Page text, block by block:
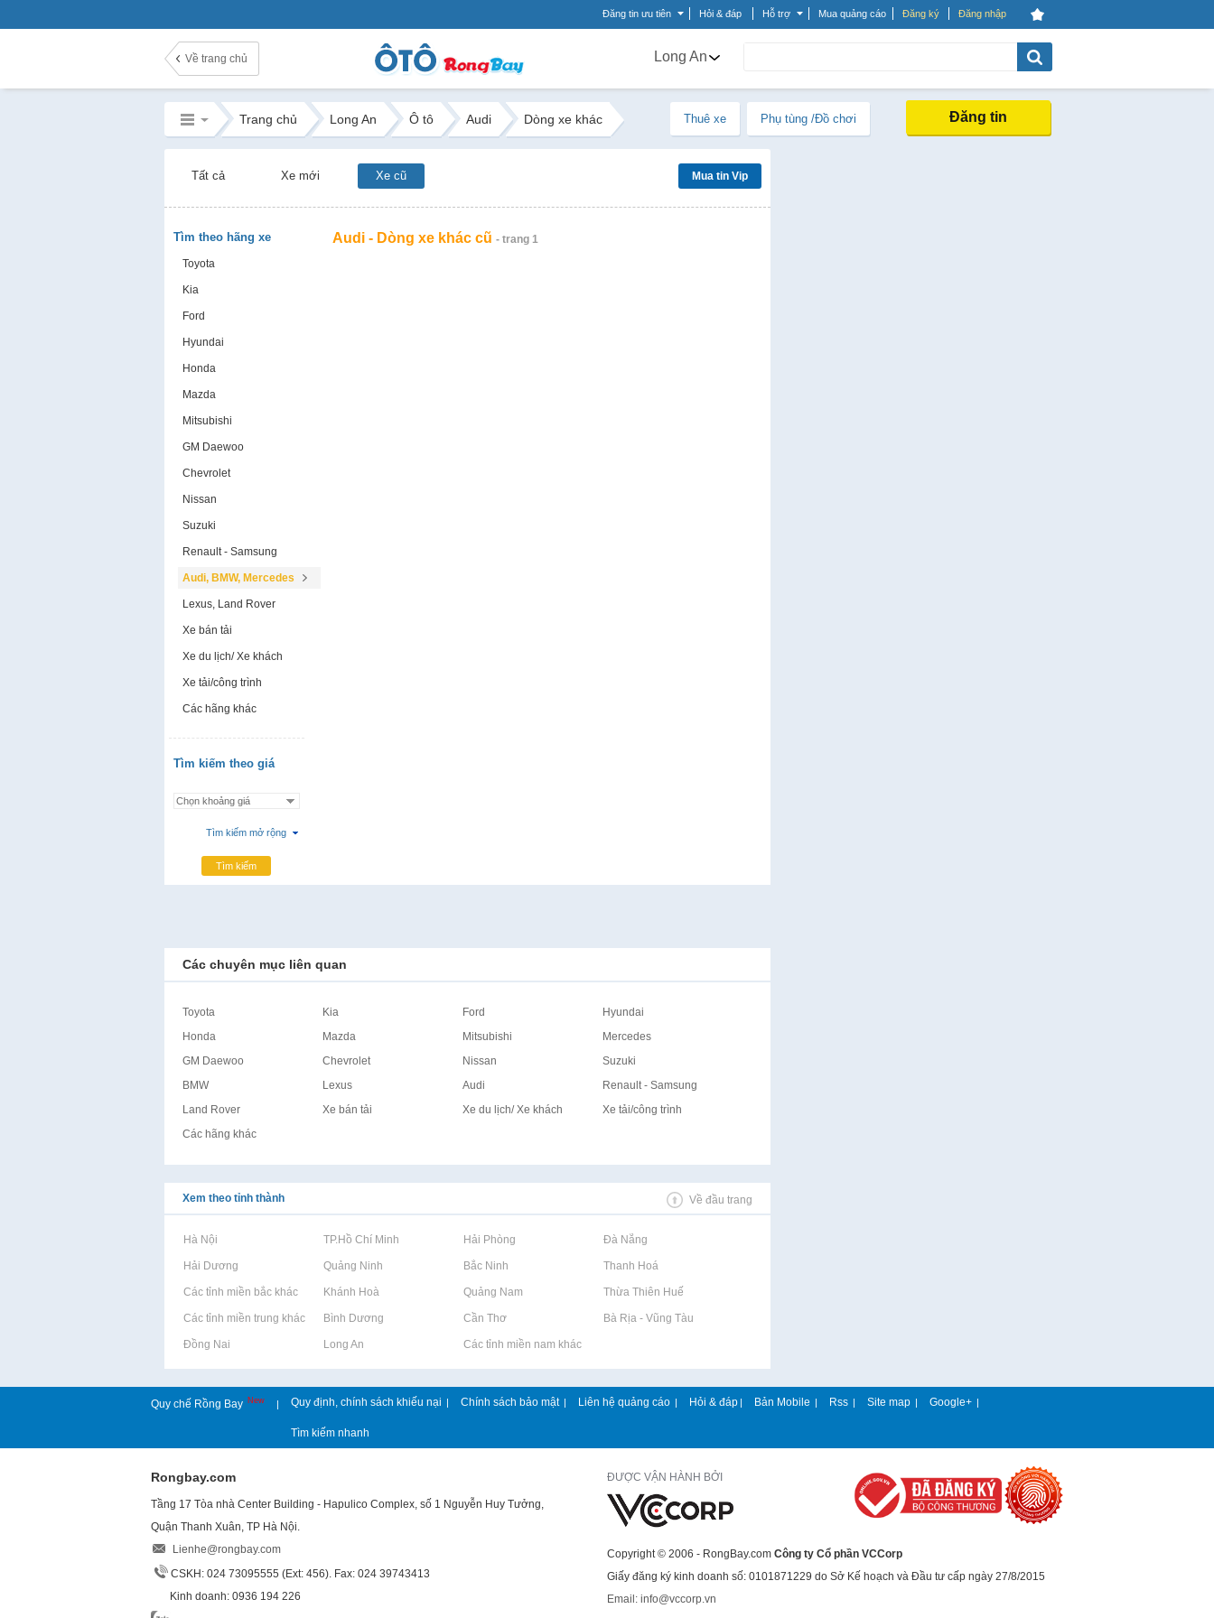
Đăng tin ưu tiên Hỏi & đáp Hỗ trợ Mua quảng cáo Đăng ký Đăng nhập
Về trang chủ Long An
Trang chủ Long An Ô tô Audi Dòng xe khác Thuê xe Phụ tùng /Đồ chơi Đăng tin
Tất cả Xe mới Xe cũ Mua tin Vip
Tìm theo hãng xe
Toyota
Kia
Ford
Hyundai
Honda
Mazda
Mitsubishi
GM Daewoo
Chevrolet
Nissan
Suzuki
Renault - Samsung
Audi, BMW, Mercedes
Lexus, Land Rover
Xe bán tải
Xe du lịch/ Xe khách
Xe tải/công trình
Các hãng khác
Tìm kiếm theo giá
Tìm kiếm mở rộng
Tìm kiếm
Audi - Dòng xe khác cũ - trang 1
Các chuyên mục liên quan
Toyota Kia Ford
Hyundai
Honda
Mazda Mitsubishi
Mercedes
GM Daewoo
Chevrolet Nissan
Suzuki
BMW
Lexus Audi
Renault - Samsung
Land Rover
Xe bán tải Xe du lịch/ Xe khách
Xe tải/công trình
Các hãng khác
Xem theo tỉnh thành Về đầu trang
Rao vặt tại Hà Nội Rao vặt tại TP.Hồ Chí Minh Rao vặt tại Hải Phòng Rao vặt tại Đà Nẵng
Rao vặt tại Hải Dương Rao vặt tại Quảng Ninh Rao vặt tại Bắc Ninh Rao vặt tại Thanh Hoá
Rao vặt tại Các tỉnh miền bắc khácRao vặt tại Khánh Hoà Rao vặt tại Quảng Nam Rao vặt tại Thừa Thiên Huế
Rao vặt tại Các tỉnh miền trung khácRao vặt tại Bình Dương Rao vặt tại Cần Thơ Rao vặt tại Bà Rịa - Vũng Tàu
Rao vặt tại Đồng Nai Rao vặt tại Long An Rao vặt tại Các tỉnh miền nam khác
Quy chế Rồng Bay New | Quy định, chính sách khiếu nại | Chính sách bảo mật | Liên hệ quảng cáo | Hỏi & đáp | Bản Mobile | Rss | Site map | Google+ |
Tìm kiếm nhanh
Rongbay.com
Tầng 17 Tòa nhà Center Building - Hapulico Complex, số 1 Nguyễn Huy Tưởng,
Quận Thanh Xuân, TP Hà Nội.
Lienhe@rongbay.com
CSKH: 024 73095555 (Ext: 456). Fax: 024 39743413
Kinh doanh: 0936 194 226
ĐƯỢC VẬN HÀNH BỞI
Copyright © 2006 - RongBay.com Công ty Cổ phần VCCorp
Giấy đăng ký kinh doanh số: 0101871229 do Sở Kế hoạch và Đầu tư cấp ngày 27/8/2015
Email: info@vccorp.vn